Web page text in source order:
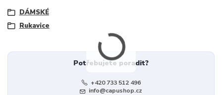
DÁMSKÉ
Rukavice
Potřebujete poradit?
+420 733 512 496
info@capushop.cz